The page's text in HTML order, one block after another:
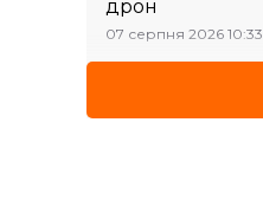
дрон
07 серпня 2026 10:33